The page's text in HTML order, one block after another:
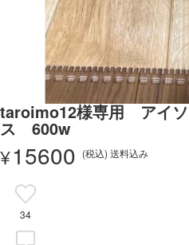
taroimo12様専用 アイソ
ス 600w
¥15600 (税込) 送料込み
34